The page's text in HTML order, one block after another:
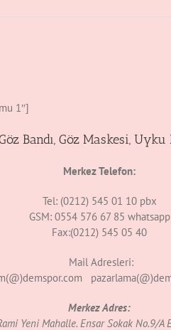
1″]
Bandı, Göz Maskesi, Uyku
Merkez Telefon:
Tel: (0212) 545 01 10 pbx
GSM: 0554 576 67 85 whatsapp
Fax:(0212) 545 05 40
Mail Adresleri:
Merkez Adres:
Yeni Mahalle. Ensar Sokak No.9/A